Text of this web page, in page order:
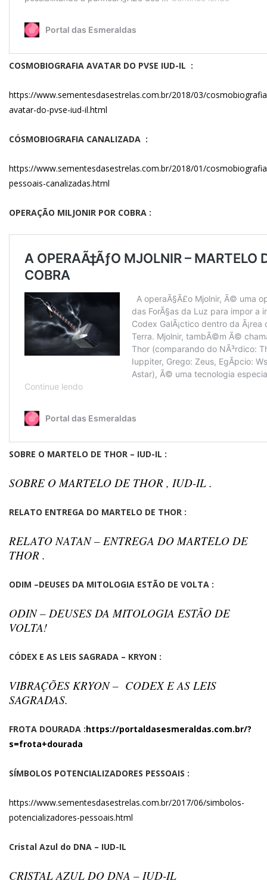
COSMOBIOGRAFIA AVATAR DO PVSE IUD-IL :
https://www.sementesdasestrelas.com.br/2018/03/
avatar-do-pvse-iud-il.html
CÓSMOBIOGRAFIA CANALIZADA :
https://www.sementesdasestrelas.com.br/2018/01/
pessoais-canalizadas.html
OPERAÇÃO MILJONIR POR COBRA :
SOBRE O MARTELO DE THOR – IUD-IL :
SOBRE O MARTELO DE THOR , IUD-IL .
RELATO ENTREGA DO MARTELO DE THOR :
RELATO NATAN – ENTREGA DO MARTELO DE
THOR .
ODIM –DEUSES DA MITOLOGIA ESTÃO DE VOLTA :
ODIN – DEUSES DA MITOLOGIA ESTÃO DE
VOLTA!
CÓDEX E AS LEIS SAGRADA – KRYON :
VIBRAÇÕES KRYON – CODEX E AS LEIS
SAGRADAS.
FROTA DOURADA :https://portaldasesmeraldas.com.br/?
s=frota+dourada
SÍMBOLOS POTENCIALIZADORES PESSOAIS :
https://www.sementesdasestrelas.com.br/2017/06/simbolos-
potencializadores-pessoais.html
Cristal Azul do DNA – IUD-IL
CRISTAL AZUL DO DNA – IUD-IL